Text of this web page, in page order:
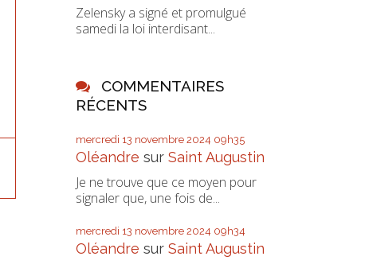
Zelensky a signé et promulgué
samedi la loi interdisant...
COMMENTAIRES
RÉCENTS
mercredi 13 novembre 2024 09h35
Oléandre sur Saint Augustin
Je ne trouve que ce moyen pour
signaler que, une fois de...
mercredi 13 novembre 2024 09h34
Oléandre sur Saint Augustin